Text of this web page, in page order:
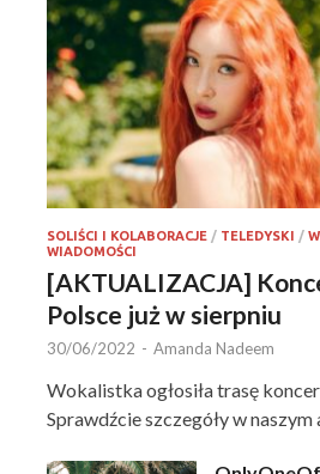
SOLIŚCI I KOLABORACJE / TELEDYSKI /
WIADOMOŚCI
[AKTUALIZACJA]
Polsce już w sierpniu
30/06/2022 - Amanda Nadeem
Wokalistka ogłosiła trasę
Sprawdźcie szczegóły w